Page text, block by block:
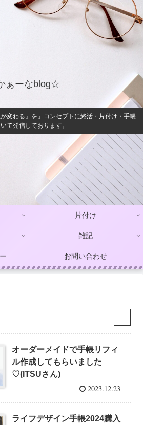
ぁーなblog☆
変わる』を」コンセプトに終活・片付け・手帳
て発信しております。
片付け
雑記
お問い合わせ
オーダーメイドで手帳リフィ
ル作成してもらいました
♡(ITSUさん)
2023.12.23
ライフデザイン手帳2024購入